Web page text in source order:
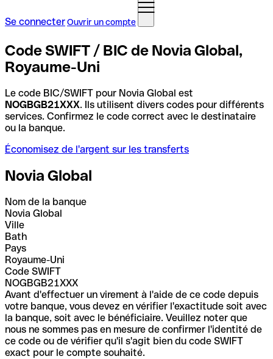
Se connecterOuvrir un compte
Code SWIFT / BIC de Novia Global,
Royaume-Uni
Le code BIC/SWIFT pour Novia Global est
NOGBGB21XXX. Ils utilisent divers codes pour différents
services. Confirmez le code correct avec le destinataire
ou la banque.
Économisez de l'argent sur les transferts
Novia Global
Nom de la banque
Novia Global
Ville
Bath
Pays
Royaume-Uni
Code SWIFT
NOGBGB21XXX
Avant d'effectuer un virement à l'aide de ce code depuis
votre banque, vous devez en vérifier l'exactitude soit avec
la banque, soit avec le bénéficiaire. Veuillez noter que
nous ne sommes pas en mesure de confirmer l'identité de
ce code ou de vérifier qu'il s'agit bien du code SWIFT
exact pour le compte souhaité.